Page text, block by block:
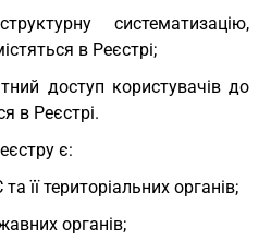
систематизацію,
в Реєстрі;
доступ користувачів до
в Реєстрі.
є:
її територіальних органів;
органів;